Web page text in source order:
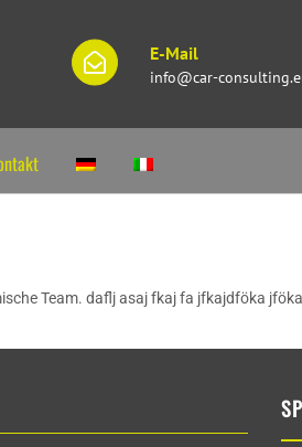
E-Mail
info@car-
Team. daflj asaj fkaj fa jfkajdföka jföka